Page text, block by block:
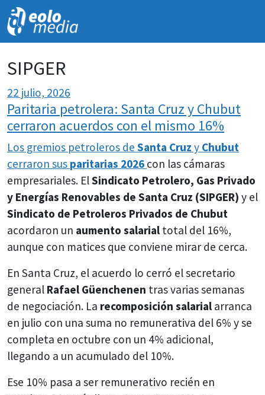
SIPGER
22 julio, 2026
Paritaria petrolera: Santa Cruz y Chubut
cerraron acuerdos con el mismo 16%
Los gremios petroleros de Santa Cruz y Chubut
cerraron sus paritarias 2026 con las cámaras
empresariales. ElSindicato Petrolero, Gas Privado
y Energías Renovables de Santa Cruz (SIPGER) y el
Sindicato de Petroleros Privados de Chubut
acordaron un aumento salarial total del 16%,
aunque con matices que conviene mirar de cerca.
En Santa Cruz, el acuerdo lo cerró el secretario
general Rafael Güenchenen tras varias semanas
de negociación. La recomposición salarial arranca
en julio con una suma no remunerativa del 6% y se
completa en octubre con un 4% adicional,
llegando a un acumulado del 10%.
Ese 10% pasa a ser remunerativo recién en